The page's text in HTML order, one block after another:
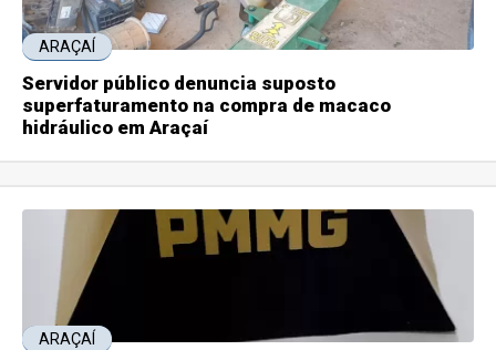
ARAÇAÍ
Servidor público denuncia suposto
superfaturamento na compra de macaco
hidráulico em Araçaí
ARAÇAÍ